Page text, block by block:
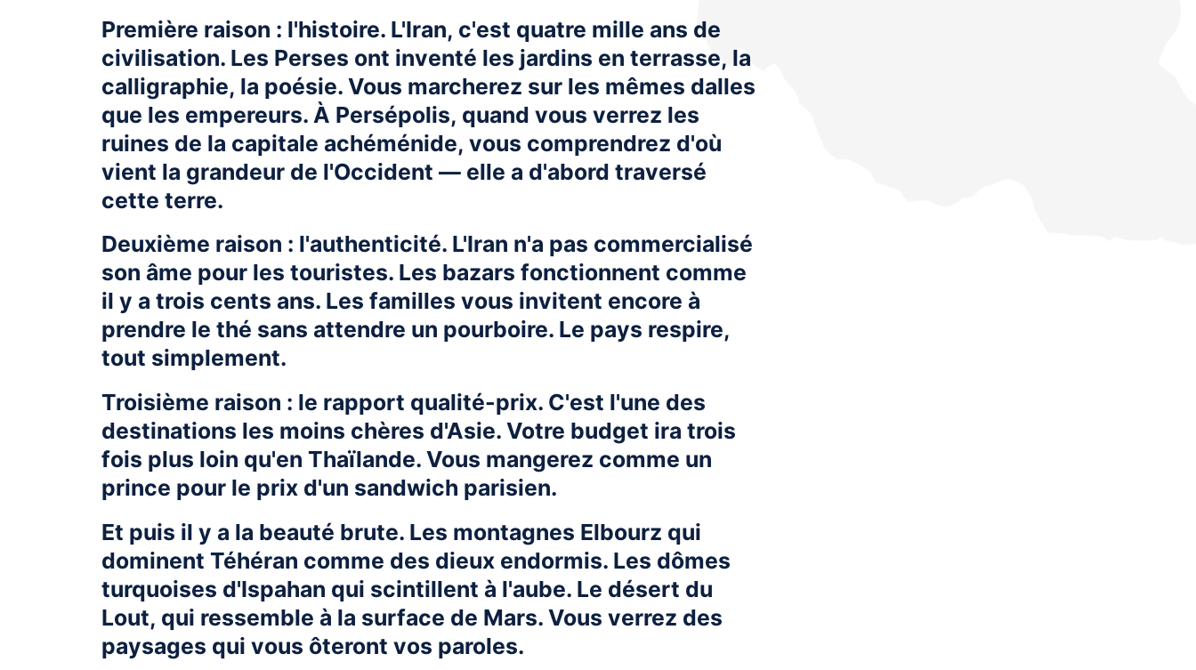
Première raison : l'histoire. L'Iran, c'est quatre mille ans de
civilisation. Les Perses ont inventé les jardins en terrasse, la
calligraphie, la poésie. Vous marcherez sur les mêmes dalles
que les empereurs. À Persépolis, quand vous verrez les
ruines de la capitale achéménide, vous comprendrez d'où
vient la grandeur de l'Occident — elle a d'abord traversé
cette terre.
Deuxième raison : l'authenticité. L'Iran n'a pas commercialisé
son âme pour les touristes. Les bazars fonctionnent comme
il y a trois cents ans. Les familles vous invitent encore à
prendre le thé sans attendre un pourboire. Le pays respire,
tout simplement.
Troisième raison : le rapport qualité-prix. C'est l'une des
destinations les moins chères d'Asie. Votre budget ira trois
fois plus loin qu'en Thaïlande. Vous mangerez comme un
prince pour le prix d'un sandwich parisien.
Et puis il y a la beauté brute. Les montagnes Elbourz qui
dominent Téhéran comme des dieux endormis. Les dômes
turquoises d'Ispahan qui scintillent à l'aube. Le désert du
Lout, qui ressemble à la surface de Mars. Vous verrez des
paysages qui vous ôteront vos paroles.